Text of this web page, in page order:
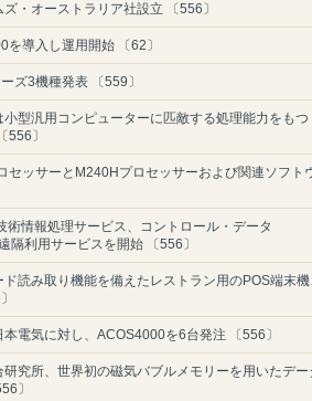
・オーストラリア社設立 〔556〕
を導入し運用開始 〔62〕
ズ3機種発表 〔559〕
型汎用コンピューターに匹敵する処理能力をもつ
556〕
セッサーとM240Hプロセッサーおよび関連ソフト
術情報処理サービス、コントロール・データ
隔利用サービスを開始 〔556〕
読み取り機能を備えたレストラン用のPOS端末機
電気に対し、ACOS4000を6台発注 〔556〕
究所、世界初の磁気バブルメモリーを用いたデー
〕